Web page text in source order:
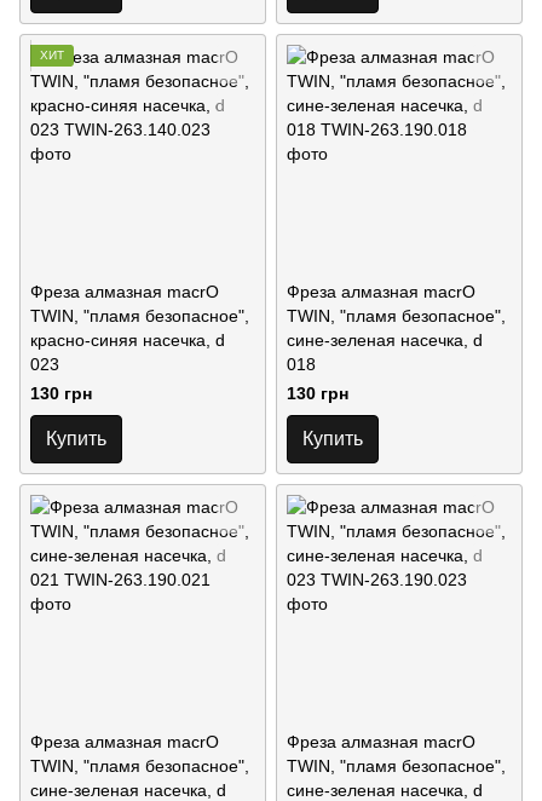
ХИТ
Фреза алмазная macrO
TWIN, "пламя безопасное",
красно-синяя насечка, d
023
130 грн
Купить
Фреза алмазная macrO
TWIN, "пламя безопасное",
сине-зеленая насечка, d
018
130 грн
Купить
Фреза алмазная macrO
TWIN, "пламя безопасное",
сине-зеленая насечка, d
Фреза алмазная macrO
TWIN, "пламя безопасное",
сине-зеленая насечка, d